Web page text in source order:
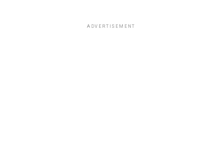
ADVERTISEMENT